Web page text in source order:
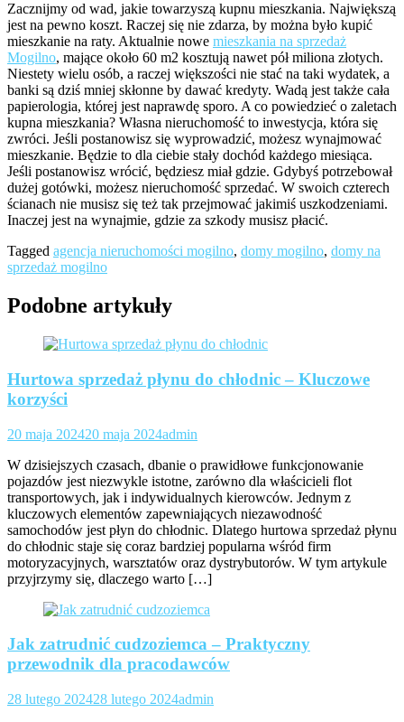
Zacznijmy od wad, jakie towarzyszą kupnu mieszkania. Największą
jest na pewno koszt. Raczej się nie zdarza, by można było kupić
mieszkanie na raty. Aktualnie nowe mieszkania na sprzedaż
Mogilno, mające około 60 m2 kosztują nawet pół miliona złotych.
Niestety wielu osób, a raczej większości nie stać na taki wydatek, a
banki są dziś mniej skłonne by dawać kredyty. Wadą jest także cała
papierologia, której jest naprawdę sporo. A co powiedzieć o zaletach
kupna mieszkania? Własna nieruchomość to inwestycja, która się
zwróci. Jeśli postanowisz się wyprowadzić, możesz wynajmować
mieszkanie. Będzie to dla ciebie stały dochód każdego miesiąca.
Jeśli postanowisz wrócić, będziesz miał gdzie. Gdybyś potrzebował
dużej gotówki, możesz nieruchomość sprzedać. W swoich czterech
ścianach nie musisz się też tak przejmować jakimiś uszkodzeniami.
Inaczej jest na wynajmie, gdzie za szkody musisz płacić.
Tagged agencja nieruchomości mogilno, domy mogilno, domy na
sprzedaż mogilno
Podobne artykuły
Hurtowa sprzedaż płynu do chłodnic – Kluczowe
korzyści
20 maja 202420 maja 2024admin
W dzisiejszych czasach, dbanie o prawidłowe funkcjonowanie
pojazdów jest niezwykle istotne, zarówno dla właścicieli flot
transportowych, jak i indywidualnych kierowców. Jednym z
kluczowych elementów zapewniających niezawodność
samochodów jest płyn do chłodnic. Dlatego hurtowa sprzedaż płynu
do chłodnic staje się coraz bardziej popularna wśród firm
motoryzacyjnych, warsztatów oraz dystrybutorów. W tym artykule
przyjrzymy się, dlaczego warto […]
Jak zatrudnić cudzoziemca – Praktyczny
przewodnik dla pracodawców
28 lutego 202428 lutego 2024admin